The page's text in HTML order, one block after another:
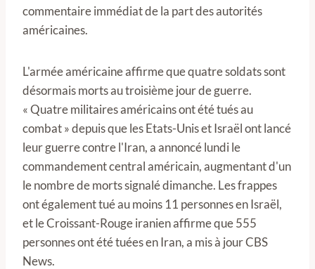
commentaire immédiat de la part des autorités
américaines.
L'armée américaine affirme que quatre soldats sont
désormais morts au troisième jour de guerre.
« Quatre militaires américains ont été tués au
combat » depuis que les Etats-Unis et Israël ont lancé
leur guerre contre l'Iran, a annoncé lundi le
commandement central américain, augmentant d'un
le nombre de morts signalé dimanche. Les frappes
ont également tué au moins 11 personnes en Israël,
et le Croissant-Rouge iranien affirme que 555
personnes ont été tuées en Iran, a mis à jour CBS
News.